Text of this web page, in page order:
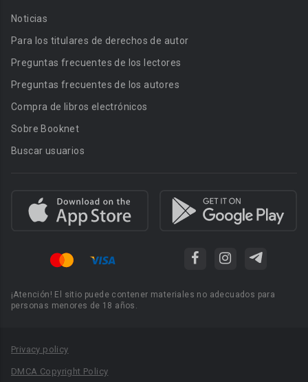
Noticias
Para los titulares de derechos de autor
Preguntas frecuentes de los lectores
Preguntas frecuentes de los autores
Compra de libros electrónicos
Sobre Booknet
Buscar usuarios
¡Atención! El sitio puede contener materiales no adecuados para
personas menores de 18 años.
Privacy policy
DMCA Copyright Policy